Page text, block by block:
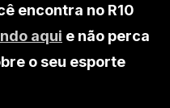
encontra no R10
aqui e não perca
o seu esporte